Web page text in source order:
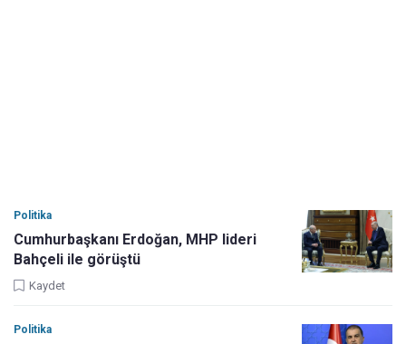
Politika
Cumhurbaşkanı Erdoğan, MHP lideri
Bahçeli ile görüştü
Kaydet
Politika